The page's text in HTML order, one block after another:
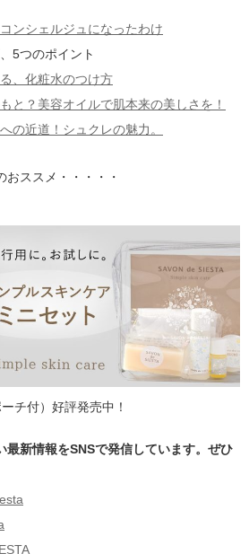
ンシェルジュになったわけ
5つのポイント
、化粧水のつけ方
と？美容オイルで肌本来の美しさを！
の近道！シュクレの魅力。
おススメ・・・・・
チ付）好評発売中！
新情報をSNSで発信しています。ぜひ